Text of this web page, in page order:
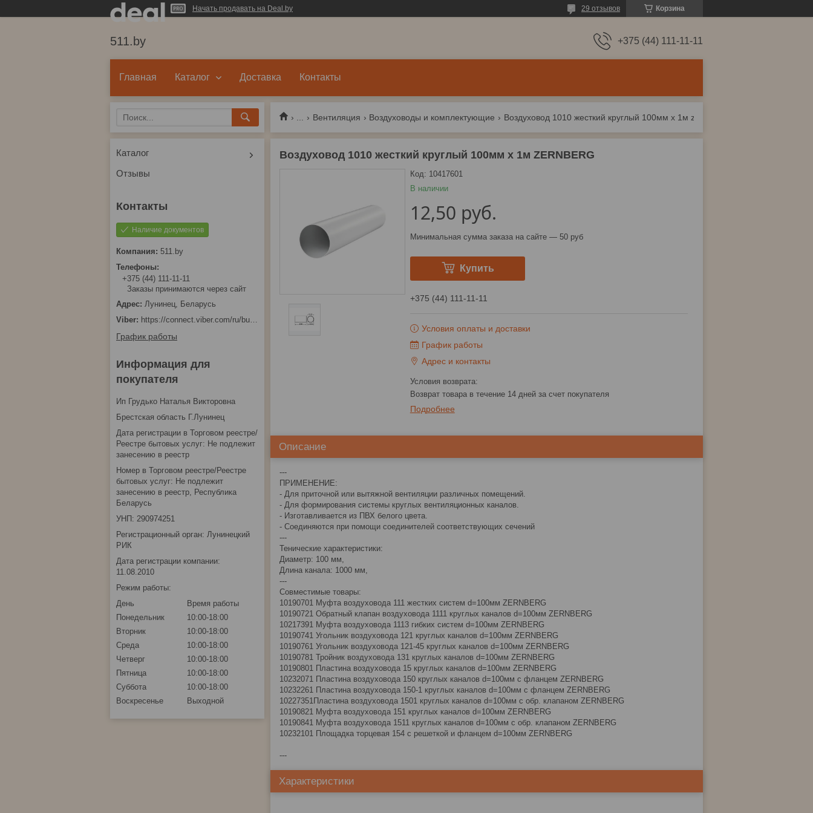
Начать продавать на Deal.by Корзина
29 отзывов
511.by +375 (44) 111-11-11
Главная Каталог Доставка Контакты
Вентиляция Воздуховоды и комплектующие
Воздуховод 1010 жесткий круглый 100мм x 1м ZERNBERG
В наличии
Код: 10417601
12,50 руб.
Минимальная сумма заказа на сайте — 50 руб
Купить
+375 (44) 111-11-11
Условия оплаты и доставки
График работы
Адрес и контакты
возврат товара в течение 14 дней за счет покупателя
Подробнее
Описание
---
ПРИМЕНЕНИЕ:
- Для приточной или вытяжной вентиляции различных помещений.
- Для формирования системы круглых вентиляционных каналов.
- Изготавливается из ПВХ белого цвета.
- Соединяются при помощи соединителей соответствующих сечений
---
Тенические характеристики:
Диаметр: 100 мм,
Длина канала: 1000 мм,
---
Совместимые товары:
10190701 Муфта воздуховода 111 жестких систем d=100мм ZERNBERG
10190721 Обратный клапан воздуховода 1111 круглых каналов d=100мм ZERNBERG
10217391 Муфта воздуховода 1113 гибких систем d=100мм ZERNBERG
10190741 Угольник воздуховода 121 круглых каналов d=100мм ZERNBERG
10190761 Угольник воздуховода 121-45 круглых каналов d=100мм ZERNBERG
10190781 Тройник воздуховода 131 круглых каналов d=100мм ZERNBERG
10190801 Пластина воздуховода 15 круглых каналов d=100мм ZERNBERG
10232071 Пластина воздуховода 150 круглых каналов d=100мм с фланцем ZERNBERG
10232261 Пластина воздуховода 150-1 круглых каналов d=100мм с фланцем ZERNBERG
10227351Пластина воздуховода 1501 круглых каналов d=100мм с обр. клапаном ZERNBERG
10190821 Муфта воздуховода 151 круглых каналов d=100мм ZERNBERG
10190841 Муфта воздуховода 1511 круглых каналов d=100мм с обр. клапаном ZERNBERG
10232101 Площадка торцевая 154 с решеткой и фланцем d=100мм ZERNBERG
---
Характеристики
Каталог
Отзывы
Наличие документов
511.by
+375 (44) 111-11-11
Заказы принимаются через сайт
Лунинец, Беларусь
https://connect.viber.com/ru/business/1d480fbc-bd61-11ef-8513-eab83dfd23fa
График работы
Информация для
покупателя
Ип Грудько Наталья Викторовна
Брестская область Г.Лунинец
Дата регистрации в Торговом реестре/
Реестре бытовых услуг: Не подлежит
занесению в реестр
Номер в Торговом реестре/Реестре
бытовых услуг: Не подлежит
занесению в реестр, Республика
Беларусь
УНП: 290974251
Регистрационный орган: Лунинецкий
РИК
Дата регистрации компании:
11.08.2010
Режим работы:
День
Время работы
Понедельник
10:00-18:00
Вторник
10:00-18:00
Среда
10:00-18:00
Четверг
10:00-18:00
Пятница
10:00-18:00
Суббота
10:00-18:00
Воскресенье
Выходной